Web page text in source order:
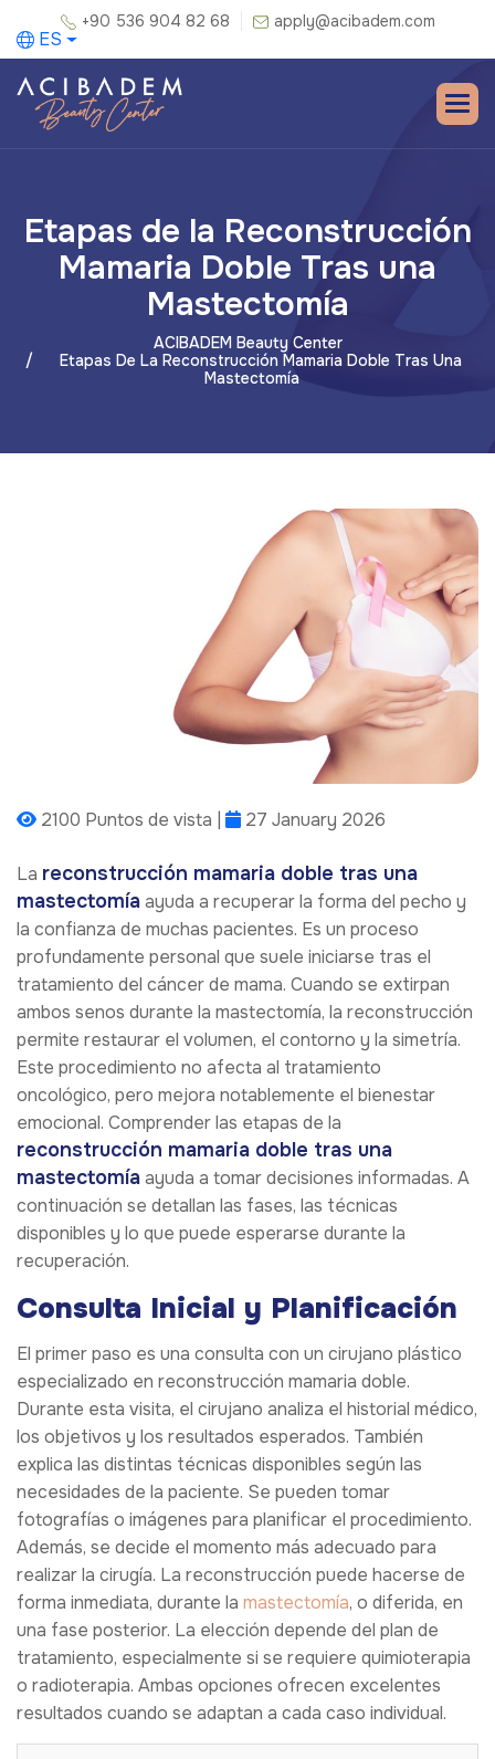
+90 536 904 82 68 apply@acibadem.com
ES
Etapas de la Reconstrucción
Mamaria Doble Tras una
Mastectomía
ACIBADEM Beauty Center
Etapas De La Reconstrucción Mamaria Doble Tras Una
Mastectomía
2100 Puntos de vista | 27 January 2026
La reconstrucción mamaria doble tras una
mastectomíaayuda a recuperar la forma del pecho y
la confianza de muchas pacientes. Es un proceso
profundamente personal que suele iniciarse tras el
tratamiento del cáncer de mama. Cuando se extirpan
ambos senos durante la mastectomía, la reconstrucción
permite restaurar el volumen, el contorno y la simetría.
Este procedimiento no afecta al tratamiento
oncológico, pero mejora notablemente el bienestar
emocional. Comprender las etapas de la
reconstrucción mamaria doble tras una
mastectomíaayuda a tomar decisiones informadas. A
continuación se detallan las fases, las técnicas
disponibles y lo que puede esperarse durante la
recuperación.
Consulta Inicial y Planificación
El primer paso es una consulta con un cirujano plástico
especializado en reconstrucción mamaria doble.
Durante esta visita, el cirujano analiza el historial médico,
los objetivos y los resultados esperados. También
explica las distintas técnicas disponibles según las
necesidades de la paciente. Se pueden tomar
fotografías o imágenes para planificar el procedimiento.
Además, se decide el momento más adecuado para
realizar la cirugía. La reconstrucción puede hacerse de
forma inmediata, durante la mastectomía, o diferida, en
una fase posterior. La elección depende del plan de
tratamiento, especialmente si se requiere quimioterapia
o radioterapia. Ambas opciones ofrecen excelentes
resultados cuando se adaptan a cada caso individual.